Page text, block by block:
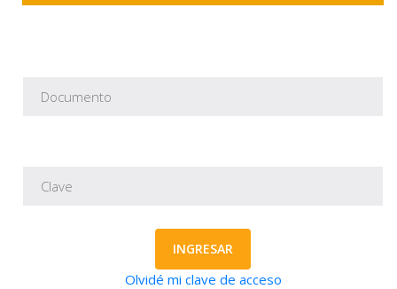
INGRESAR
Olvidé mi clave de acceso